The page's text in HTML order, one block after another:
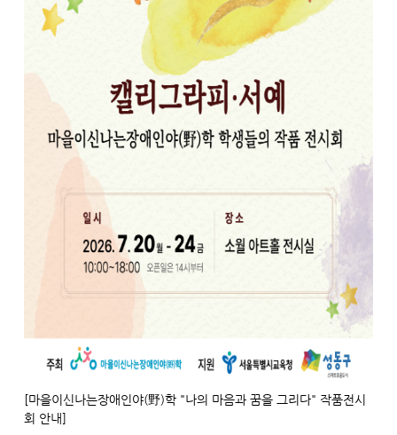
[마을이신나는장애인야(野)학 "나의 마음과 꿈을 그리다" 작품전시
회 안내]